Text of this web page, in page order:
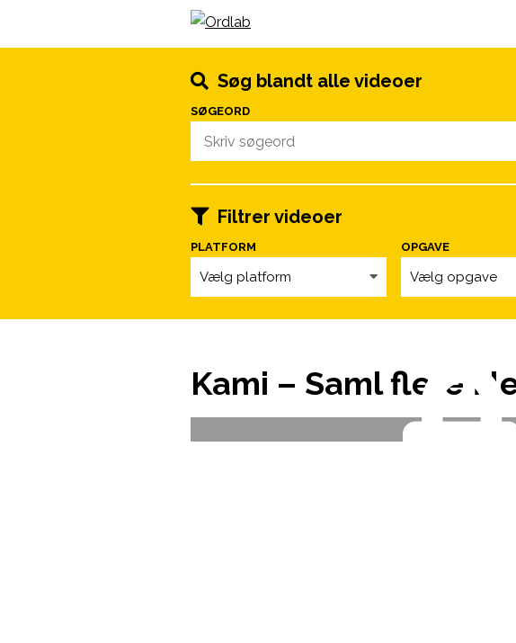
Spring til indhold
Søg blandt alle videoer
SØGEORD
Filtrer videoer
PLATFORM
Vælg platform
OPGAVE
Vælg opgave
Kami – Saml flere